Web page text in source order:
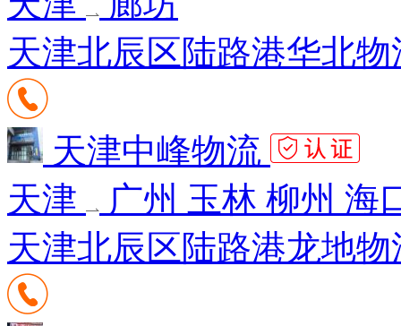
天津北辰区陆路港华北
天津中峰物流
天津
广州 玉林 柳州 海
天津北辰区陆路港龙地